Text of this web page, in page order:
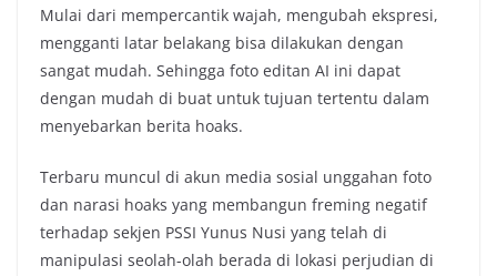
Mulai dari mempercantik wajah, mengubah ekspresi,
mengganti latar belakang bisa dilakukan dengan
sangat mudah. Sehingga foto editan AI ini dapat
dengan mudah di buat untuk tujuan tertentu dalam
menyebarkan berita hoaks.
Terbaru muncul di akun media sosial unggahan foto
dan narasi hoaks yang membangun freming negatif
terhadap sekjen PSSI Yunus Nusi yang telah di
manipulasi seolah-olah berada di lokasi perjudian di